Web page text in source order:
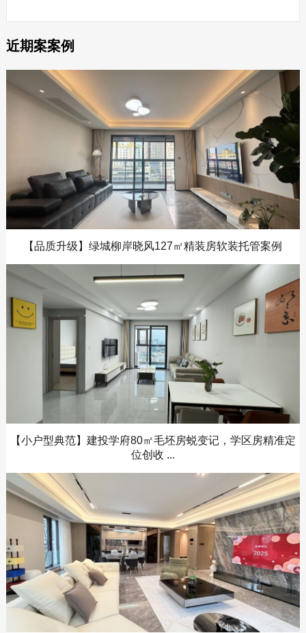
近期案案例
【品质升级】绿城柳岸晓风127㎡精装房软装托管案例
【小户型典范】建投学府80㎡毛坯房蜕变记，学区房精准定
位创收 ...